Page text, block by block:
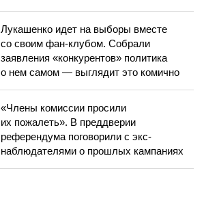
Лукашенко идет на выборы вместе
со своим фан-клубом. Собрали
заявления «конкурентов» политика
о нем самом — выглядит это комично
«Члены комиссии просили
их пожалеть». В преддверии
референдума поговорили с экс-
наблюдателями о прошлых кампаниях